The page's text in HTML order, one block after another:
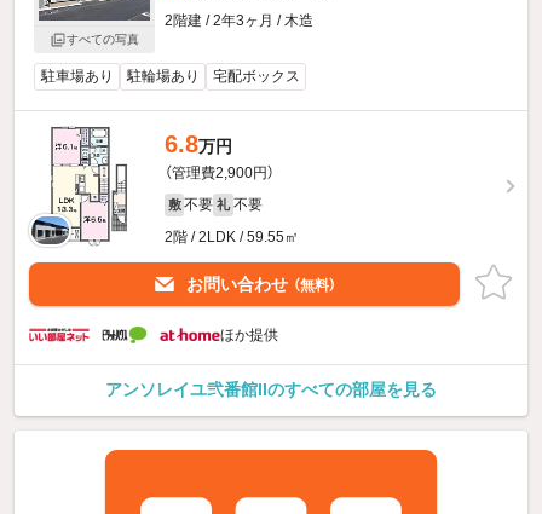
すべての写真
2階建 / 2年3ヶ月 / 木造
駐車場あり 駐輪場あり 宅配ボックス
6.8万円
（管理費2,900円）
敷 不要 礼 不要
2階 / 2LDK / 59.55㎡
お問い合わせ （無料）
ほか提供
アンソレイユ弐番館IIのすべての部屋を見る